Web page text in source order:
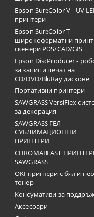
Epson SureColor V - UV
принтери
Epson SureColor T -
широкоформатни
скенери POS/CAD/GIS
Epson DiscProducer -
за запис и печат на
CD/DVD/BluRay дискове
Портативни принтери
SAWGRASS VersiFlex
за декорация
SAWGRASS ГЕЛ-
СУБЛИМАЦИОННИ
ПРИНТЕРИ
CHROMABLAST
SAWGRASS
OKI принтери с бял и
тонер
Консумативи за
Аксесоари